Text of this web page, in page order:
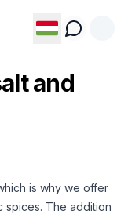
and
is why we offer
spices. The addition